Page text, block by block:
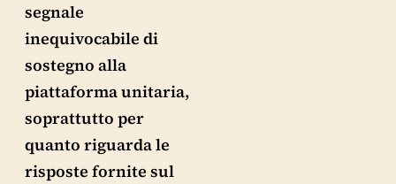
segnale
inequivocabile di
sostegno alla
piattaforma unitaria,
soprattutto per
quanto riguarda le
risposte fornite sul